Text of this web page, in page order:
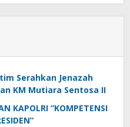
Serahkan Jenazah
KM Mutiara Sentosa II
“KOMPETENSI